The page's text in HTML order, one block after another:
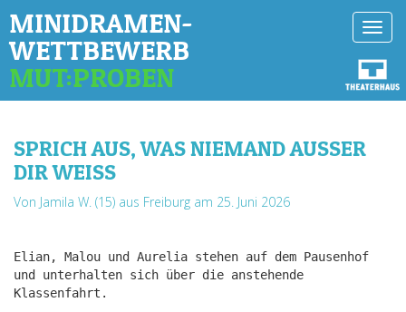
MINIDRAMEN-
WETTBEWERB
MUT:PROBEN
SPRICH AUS, WAS NIEMAND AUSSER D
IR WEISS
Von Jamila W. (15) aus Freiburg am 25. Juni 2026
Elian, Malou und Aurelia stehen auf dem Pausenhof
und unterhalten sich über die anstehende
Klassenfahrt.